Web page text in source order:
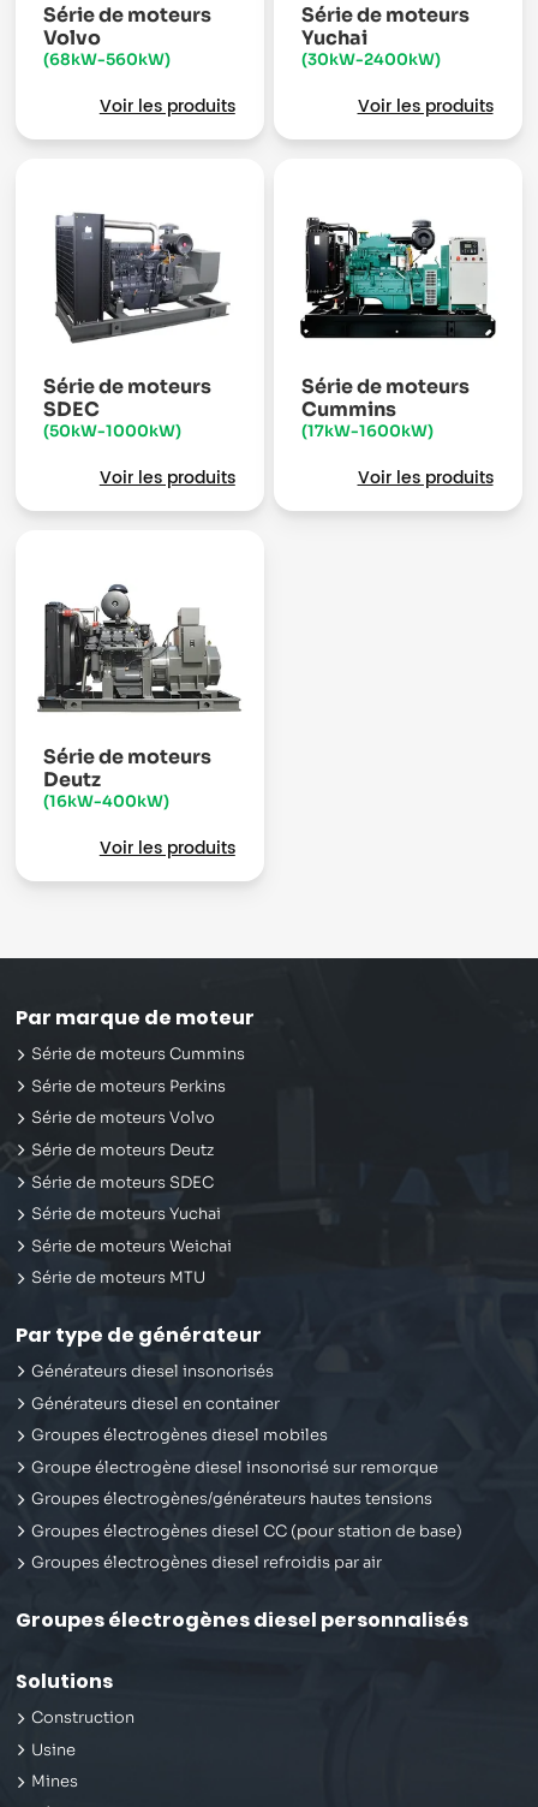
Série de moteurs
Volvo
(68kW-560kW)
Voir les produits
Série de moteurs
Yuchai
(30kW-2400kW)
Voir les produits
Série de moteurs
SDEC
(50kW-1000kW)
Voir les produits
Série de moteurs
Cummins
(17kW-1600kW)
Voir les produits
Série de moteurs
Deutz
(16kW-400kW)
Voir les produits
Par marque de moteur
Série de moteurs Cummins
Série de moteurs Perkins
Série de moteurs Volvo
Série de moteurs Deutz
Série de moteurs SDEC
Série de moteurs Yuchai
Série de moteurs Weichai
Série de moteurs MTU
Par type de générateur
Générateurs diesel insonorisés
Générateurs diesel en container
Groupes électrogènes diesel mobiles
Groupe électrogène diesel insonorisé sur remorque
Groupes électrogènes/générateurs hautes tensions
Groupes électrogènes diesel CC (pour station de base)
Groupes électrogènes diesel refroidis par air
Groupes électrogènes diesel personnalisés
Solutions
Construction
Usine
Mines